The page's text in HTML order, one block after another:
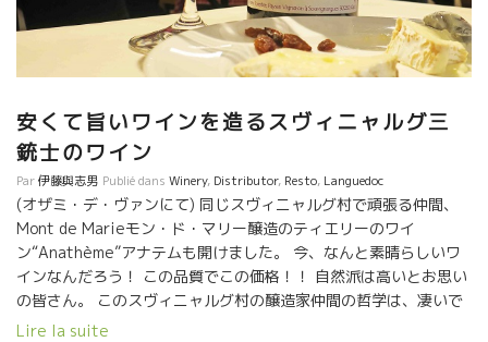
安くて旨いワインを造るスヴィニャルグ三
銃士のワイン
Par伊藤與志男 Publié dans Winery, Distributor, Resto, Languedoc
(オザミ・デ・ヴァンにて) 同じスヴィニャルグ村で頑張る仲間、
Mont de Marieモン・ド・マリー醸造のティエリーのワイ
ン“Anathème”アナテムも開けました。 今、なんと素晴らしいワ
インなんだろう！ この品質でこの価格！！ 自然派は高いとお思い
の皆さん。 このスヴィニャルグ村の醸造家仲間の哲学は、凄いで
すよ。 『ワインは誰でもが買えるような価格でなければダメ
Lire la suite